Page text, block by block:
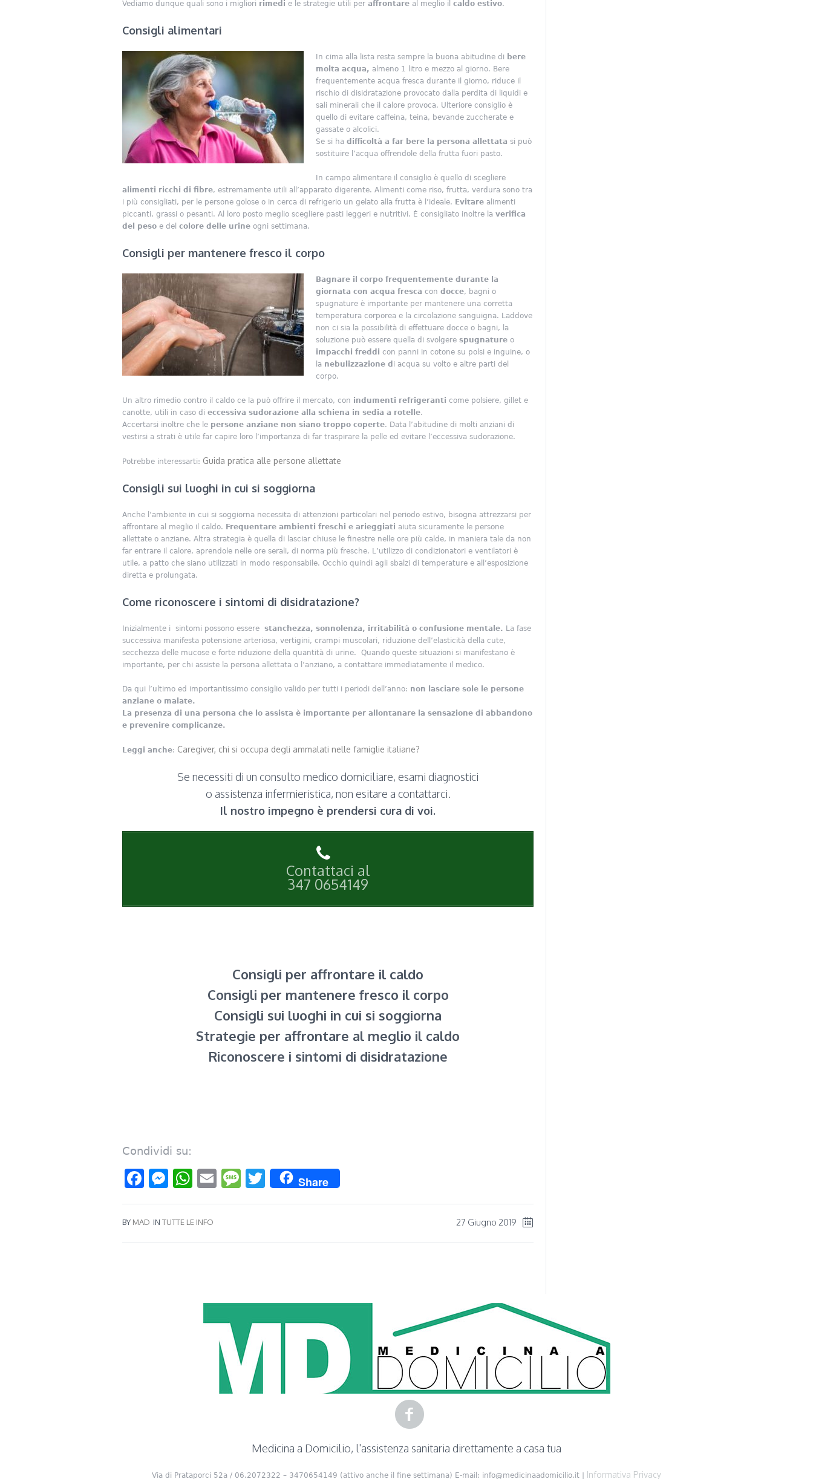
Vediamo dunque quali sono i migliori rimedi e le strategie utili per affrontare al meglio il caldo estivo.
Consigli alimentari
In cima alla lista resta sempre la buona abitudine di bere
molta acqua, almeno 1 litro e mezzo al giorno. Bere
frequentemente acqua fresca durante il giorno, riduce il
rischio di disidratazione provocato dalla perdita di liquidi e
sali minerali che il calore provoca. Ulteriore consiglio è
quello di evitare caffeina, teina, bevande zuccherate e
gassate o alcolici.
Se si ha difficoltà a far bere la persona allettata si può
sostituire l’acqua offrendole della frutta fuori pasto.
In campo alimentare il consiglio è quello di scegliere
alimenti ricchi di fibre, estremamente utili all’apparato digerente. Alimenti come riso, frutta, verdura sono tra
i più consigliati, per le persone golose o in cerca di refrigerio un gelato alla frutta è l’ideale. Evitare alimenti
piccanti, grassi o pesanti. Al loro posto meglio scegliere pasti leggeri e nutritivi. È consigliato inoltre la verifica
del peso e del colore delle urine ogni settimana.
Consigli per mantenere fresco il corpo
Bagnare il corpo frequentemente durante la
giornata con acqua fresca con docce, bagni o
spugnature è importante per mantenere una corretta
temperatura corporea e la circolazione sanguigna. Laddove
non ci sia la possibilità di effettuare docce o bagni, la
soluzione può essere quella di svolgere spugnature o
impacchi freddi con panni in cotone su polsi e inguine, o
la nebulizzazione d i acqua su volto e altre parti del
corpo.
Un altro rimedio contro il caldo ce la può offrire il mercato, con indumenti refrigeranti come polsiere, gillet e
canotte, utili in caso di eccessiva sudorazione alla schiena in sedia a rotelle.
Accertarsi inoltre che le persone anziane non siano troppo coperte. Data l’abitudine di molti anziani di
vestirsi a strati è utile far capire loro l’importanza di far traspirare la pelle ed evitare l’eccessiva sudorazione.
Potrebbe interessarti: Guida pratica alle persone allettate
Consigli sui luoghi in cui si soggiorna
Anche l’ambiente in cui si soggiorna necessita di attenzioni particolari nel periodo estivo, bisogna attrezzarsi per
affrontare al meglio il caldo. Frequentare ambienti freschi e arieggiati aiuta sicuramente le persone
allettate o anziane. Altra strategia è quella di lasciar chiuse le finestre nelle ore più calde, in maniera tale da non
far entrare il calore, aprendole nelle ore serali, di norma più fresche. L’utilizzo di condizionatori e ventilatori è
utile, a patto che siano utilizzati in modo responsabile. Occhio quindi agli sbalzi di temperature e all’esposizione
diretta e prolungata.
Come riconoscere i sintomi di disidratazione?
Inizialmente i sintomi possono essere stanchezza, sonnolenza, irritabilità o confusione mentale. La fase
successiva manifesta potensione arteriosa, vertigini, crampi muscolari, riduzione dell’elasticità della cute,
secchezza delle mucose e forte riduzione della quantità di urine. Quando queste situazioni si manifestano è
importante, per chi assiste la persona allettata o l’anziano, a contattare immediatamente il medico.
Da qui l’ultimo ed importantissimo consiglio valido per tutti i periodi dell’anno: non lasciare sole le persone
anziane o malate.
La presenza di una persona che lo assista è importante per allontanare la sensazione di abbandono
e prevenire complicanze.
Leggi anche: Caregiver, chi si occupa degli ammalati nelle famiglie italiane?
Se necessiti di un consulto medico domiciliare, esami diagnostici
o assistenza infermieristica, non esitare a contattarci.
Il nostro impegno è prendersi cura di voi.
Contattaci al
347 0654149
Consigli per affrontare il caldo
Consigli per mantenere fresco il corpo
Consigli sui luoghi in cui si soggiorna
Strategie per affrontare al meglio il caldo
Riconoscere i sintomi di disidratazione
Condividi su:
Facebook
Messenger
WhatsApp
EmailMessage
Twitter
Share
27 Giugno 2019
BY MAD IN TUTTE LE INFO
Medicina a Domicilio, l'assistenza sanitaria direttamente a casa tua
Via di Prataporci 52a / 06.2072322 – 3470654149 (attivo anche il fine settimana) E-mail: info@medicinaadomicilio.it | Informativa Privacy